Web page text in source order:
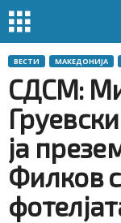
ВЕСТИ МАКЕДОНИЈА
СДСМ:
ја
Филков